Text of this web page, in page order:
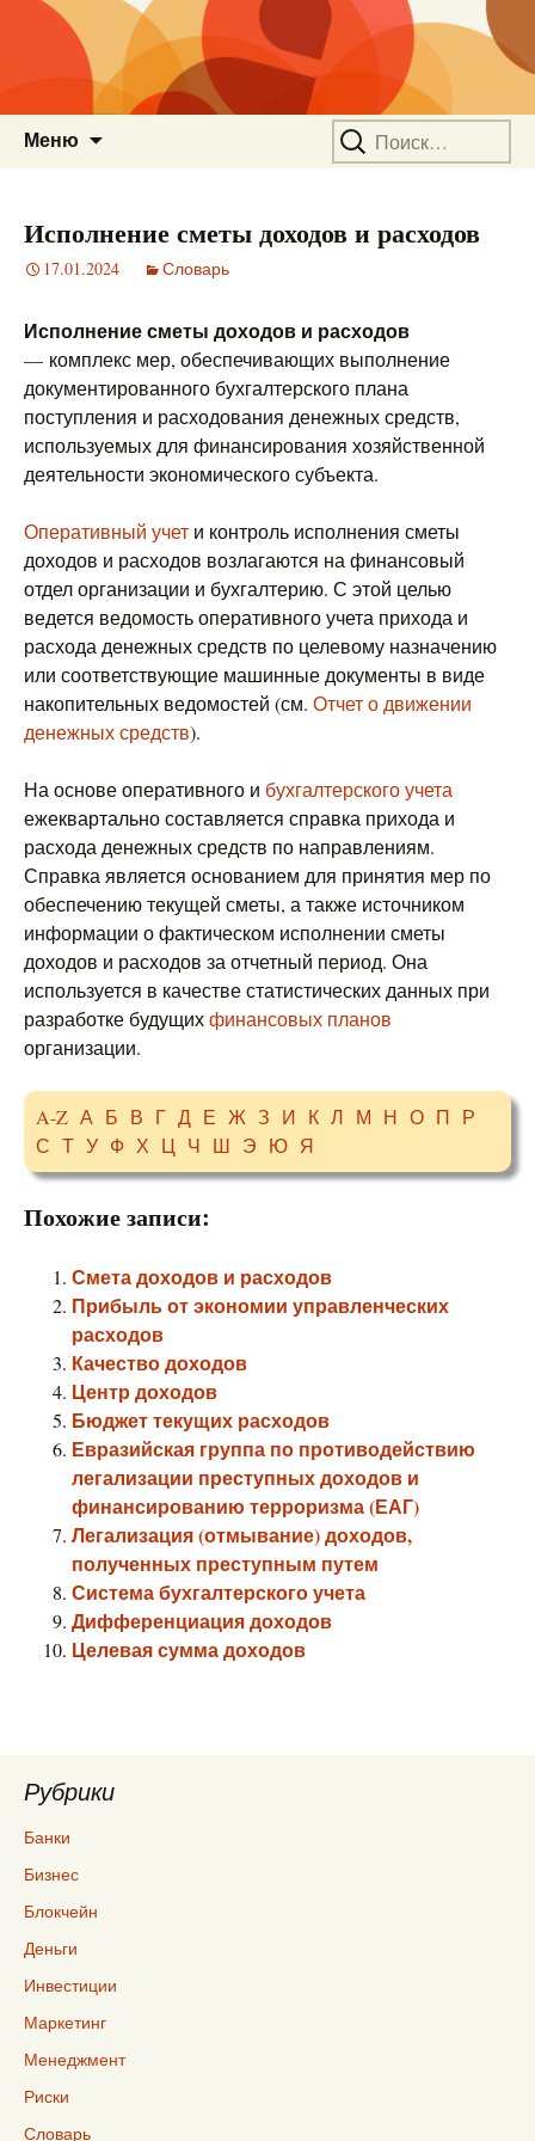
Меню Найти:
Исполнение сметы доходов и расходов
17.01.2024 Словарь
Исполнение сметы доходов и расходов
— комплекс мер, обеспечивающих выполнение
документированного бухгалтерского плана
поступления и расходования денежных средств,
используемых для финансирования хозяйственной
деятельности экономического субъекта.
Оперативный учет и контроль исполнения сметы
доходов и расходов возлагаются на финансовый
отдел организации и бухгалтерию. С этой целью
ведется ведомость оперативного учета прихода и
расхода денежных средств по целевому назначению
или соответствующие машинные документы в виде
накопительных ведомостей (см. Отчет о движении
денежных средств).
На основе оперативного и бухгалтерского учета
ежеквартально составляется справка прихода и
расхода денежных средств по направлениям.
Справка является основанием для принятия мер по
обеспечению текущей сметы, а также источником
информации о фактическом исполнении сметы
доходов и расходов за отчетный период. Она
используется в качестве статистических данных при
разработке будущихфинансовых планов
организации.
A-Z А Б В Г Д Е Ж З И К Л М Н О П Р
С Т У Ф Х Ц Ч Ш Э Ю Я
Похожие записи:
Смета доходов и расходов
Прибыль от экономии управленческих
расходов
Качество доходов
Центр доходов
Бюджет текущих расходов
Евразийская группа по противодействию
легализации преступных доходов и
финансированию терроризма (ЕАГ)
Легализация (отмывание) доходов,
полученных преступным путем
Система бухгалтерского учета
Дифференциация доходов
Целевая сумма доходов
Рубрики
Банки
Бизнес
Блокчейн
Деньги
Инвестиции
Маркетинг
Менеджмент
Риски
Словарь